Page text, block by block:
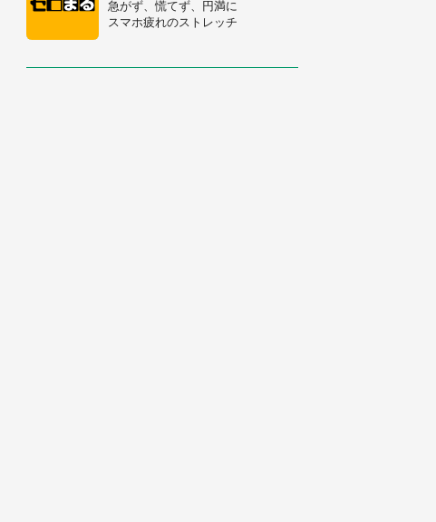
急がず、慌てず、円満に
スマホ疲れのストレッチ